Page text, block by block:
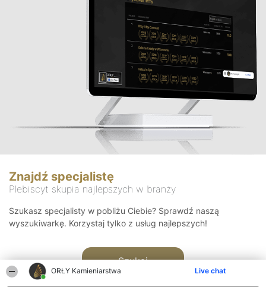
ORŁY Kamieniarstwa Live chat
Znajdź specjalistę
Plebiscyt skupia najlepszych w branży
Szukasz specjalisty w pobliżu Ciebie? Sprawdź naszą
wyszukiwarkę. Korzystaj tylko z usług najlepszych!
Szukaj